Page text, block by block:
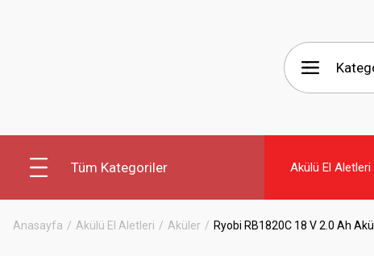
Tüm Kategoriler Akülü El Aletleri
Anasayfa Akülü El Aletleri Aküler Ryobi RB1820C 18 V 2.0 Ah Akü